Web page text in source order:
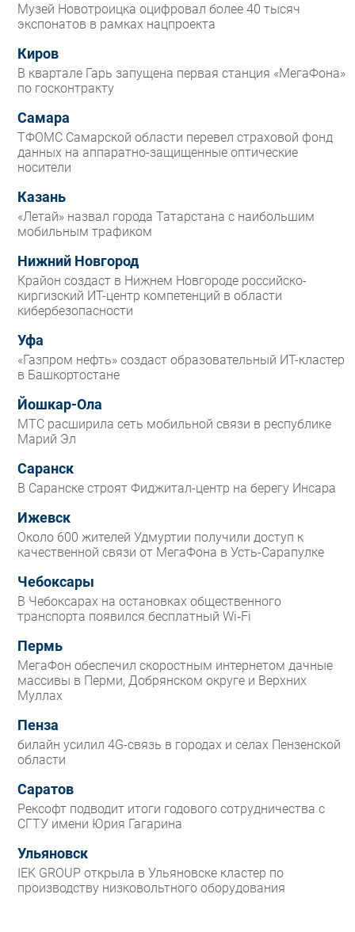
Музей Новотроицка оцифровал более 40 тысяч
экспонатов в рамках нацпроекта
Киров
В квартале Гарь запущена первая станция «МегаФона»
по госконтракту
Самара
ТФОМС Самарской области перевел страховой фонд
данных на аппаратно-защищенные оптические
носители
Казань
«Летай» назвал города Татарстана с наибольшим
мобильным трафиком
Нижний Новгород
Крайон создаст в Нижнем Новгороде российско-
киргизский ИТ-центр компетенций в области
кибербезопасности
Уфа
«Газпром нефть» создаст образовательный ИТ-кластер
в Башкортостане
Йошкар-Ола
МТС расширила сеть мобильной связи в республике
Марий Эл
Саранск
В Саранске строят Фиджитал-центр на берегу Инсара
Ижевск
Около 600 жителей Удмуртии получили доступ к
качественной связи от МегаФона в Усть-Сарапулке
Чебоксары
В Чебоксарах на остановках общественного
транспорта появился бесплатный Wi‑Fi
Пермь
МегаФон обеспечил скоростным интернетом дачные
массивы в Перми, Добрянском округе и Верхних
Муллах
Пенза
билайн усилил 4G-связь в городах и селах Пензенской
области
Саратов
Рексофт подводит итоги годового сотрудничества с
СГТУ имени Юрия Гагарина
Ульяновск
IEK GROUP открыла в Ульяновске кластер по
производству низковольтного оборудования